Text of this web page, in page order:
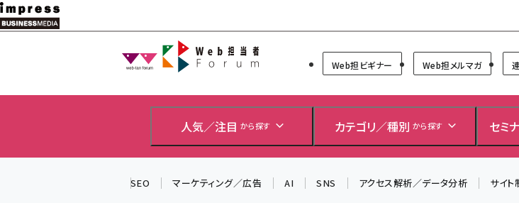
メ
イ
Web担当者Forum
Web担ビギナー Web担メルマガ
人気／注目 から探す カテゴリ／種別 から探す セミ
SEO マーケティング／広告 AI SNS アクセス解析／データ分析 サイ
＼ 8月27日開催、申し込み受付中！ ／
2026」開催！
▼申し込みはこちらから▼